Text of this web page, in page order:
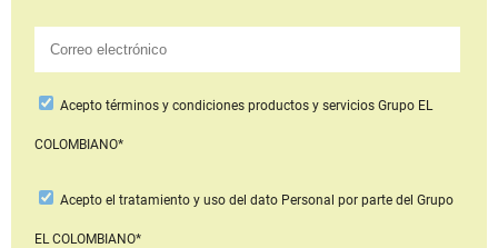
Aceptotérminos y condiciones productos y serviciosGrupo EL
COLOMBIANO*
Acepto el tratamiento y uso del dato Personal por parte del Grupo
EL COLOMBIANO*